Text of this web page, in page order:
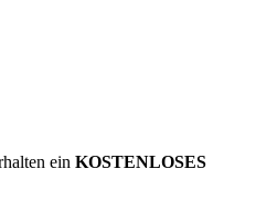
ein KOSTENLOSES